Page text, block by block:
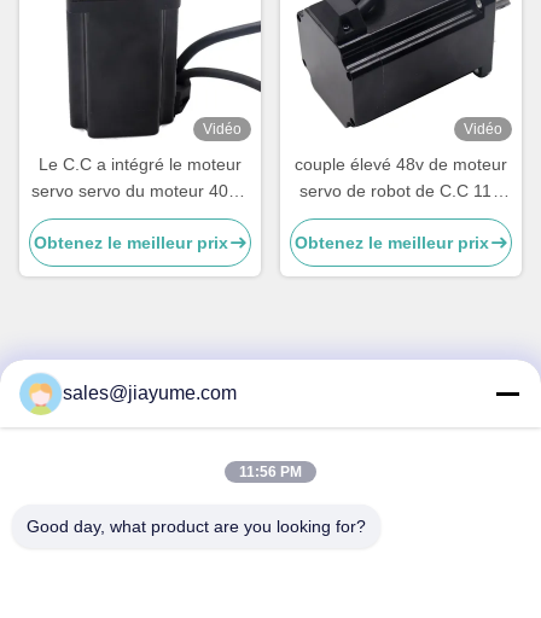
Vidéo
Le C.C a intégré le moteur
servo servo du moteur 400w
750w 1000w avec l'encodeur
de 17 bits
Obtenez le meilleur prix
Vidéo
couple élevé 48v de moteur
servo de robot de C.C 11A
avec le moteur servo
d'encodeur par
accroissement
Obtenez le meilleur prix
Contactez rapidement
Adresse
Plancher 501, route No.25, zone 72, la Communauté de
Shenzhen, province du Guangdong, Chine.
sales@jiayume.com
11:56 PM
Good day, what product are you looking for?